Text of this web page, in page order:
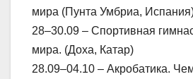
мира (Пунта Умбриа,
28–30.09 – Спортивная
мира. (Доха, Катар)
28.09–04.10 – Акробатика.